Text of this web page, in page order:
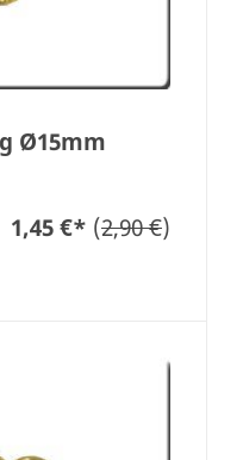
Ø15mm
1,45 €* (2,90 €)